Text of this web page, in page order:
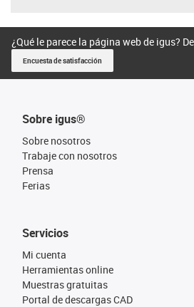
¿Qué le parece la página web de igus?
Encuesta de satisfacción
Sobre igus®
Sobre nosotros
Trabaje con nosotros
Prensa
Ferias
Servicios
Mi cuenta
Herramientas online
Muestras gratuitas
Portal de descargas CAD